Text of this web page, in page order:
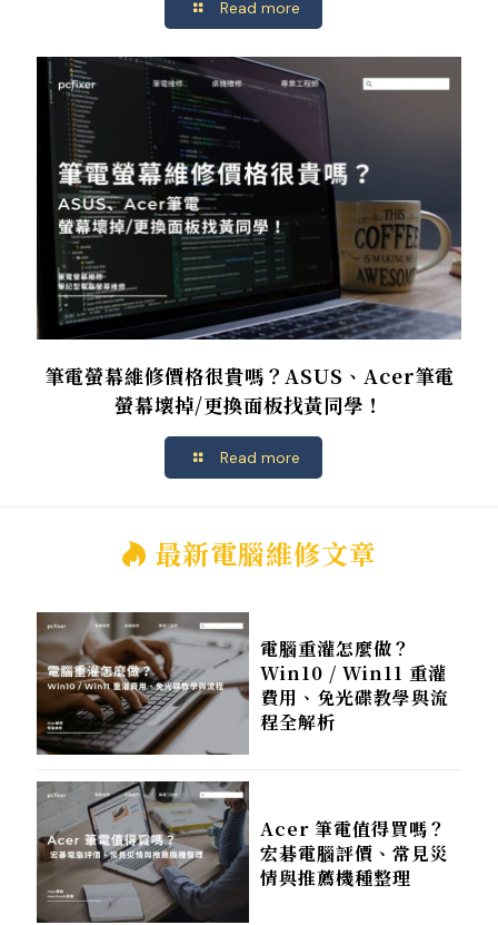
Read more
筆電螢幕維修價格很貴嗎？ASUS、Acer筆電
螢幕壞掉/更換面板找黃同學！
Read more
最新電腦維修文章
電腦重灌怎麼做？
Win10 / Win11 重灌
費用、免光碟教學與流
程全解析
Acer 筆電值得買嗎？
宏碁電腦評價、常見災
情與推薦機種整理